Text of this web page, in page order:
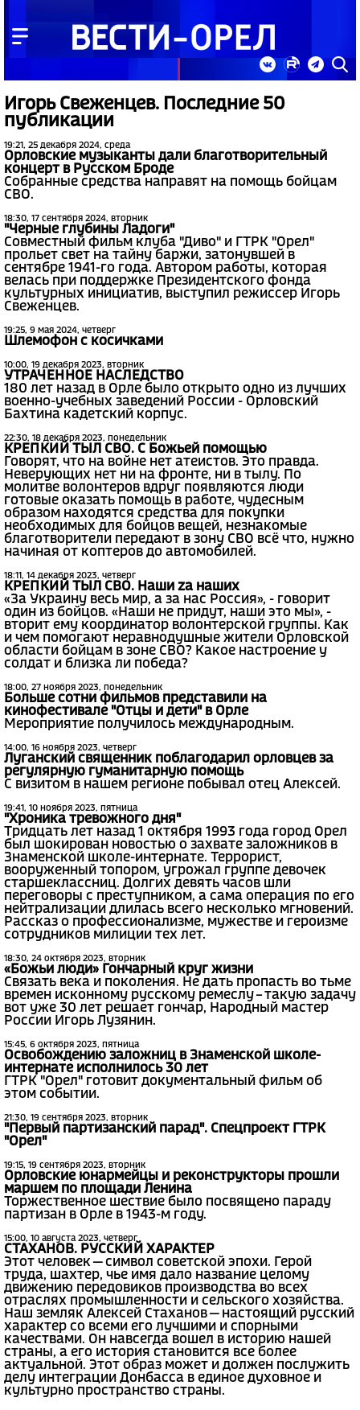
Игорь Свеженцев. Последние 50
публикации
19:21, 25 декабря 2024, среда
Орловские музыканты дали благотворительный
концерт в Русском Броде
Собранные средства направят на помощь бойцам
СВО.
18:30, 17 сентября 2024, вторник
"Черные глубины Ладоги"
Совместный фильм клуба "Диво" и ГТРК "Орел"
прольет свет на тайну баржи, затонувшей в
сентябре 1941-го года. Автором работы, которая
велась при поддержке Президентского фонда
культурных инициатив, выступил режиссер Игорь
Свеженцев.
19:25, 9 мая 2024, четверг
Шлемофон с косичками
10:00, 19 декабря 2023, вторник
УТРАЧЕННОЕ НАСЛЕДСТВО
180 лет назад в Орле было открыто одно из лучших
военно-учебных заведений России - Орловский
Бахтина кадетский корпус.
22:30, 18 декабря 2023, понедельник
КРЕПКИЙ ТЫЛ СВО. С Божьей помощью
Говорят, что на войне нет атеистов. Это правда.
Неверующих нет ни на фронте, ни в тылу. По
молитве волонтеров вдруг появляются люди
готовые оказать помощь в работе, чудесным
образом находятся средства для покупки
необходимых для бойцов вещей, незнакомые
благотворители передают в зону СВО всё что, нужно
начиная от коптеров до автомобилей.
18:11, 14 декабря 2023, четверг
КРЕПКИЙ ТЫЛ СВО. Наши zа наших
«За Украину весь мир, а за нас Россия», - говорит
один из бойцов. «Наши не придут, наши это мы», -
вторит ему координатор волонтерской группы. Как
и чем помогают неравнодушные жители Орловской
области бойцам в зоне СВО? Какое настроение у
солдат и близка ли победа?
18:00, 27 ноября 2023, понедельник
Больше сотни фильмов представили на
кинофестивале "Отцы и дети" в Орле
Мероприятие получилось международным.
14:00, 16 ноября 2023, четверг
Луганский священник поблагодарил орловцев за
регулярную гуманитарную помощь
С визитом в нашем регионе побывал отец Алексей.
19:41, 10 ноября 2023, пятница
"Хроника тревожного дня"
Тридцать лет назад 1 октября 1993 года город Орел
был шокирован новостью о захвате заложников в
Знаменской школе-интернате. Террорист,
вооруженный топором, угрожал группе девочек
старшеклассниц. Долгих девять часов шли
переговоры с преступником, а сама операция по его
нейтрализации длилась всего несколько мгновений.
Рассказ о профессионализме, мужестве и героизме
сотрудников милиции тех лет.
18:30, 24 октября 2023, вторник
«Божьи люди» Гончарный круг жизни
Связать века и поколения. Не дать пропасть во тьме
времен исконному русскому ремеслу – такую задачу
вот уже 30 лет решает гончар, Народный мастер
России Игорь Лузянин.
15:45, 6 октября 2023, пятница
Освобождению заложниц в Знаменской школе-
интернате исполнилось 30 лет
ГТРК "Орел" готовит документальный фильм об
этом событии.
21:30, 19 сентября 2023, вторник
"Первый партизанский парад". Спецпроект ГТРК
"Орел"
19:15, 19 сентября 2023, вторник
Орловские юнармейцы и реконструкторы прошли
маршем по площади Ленина
Торжественное шествие было посвящено параду
партизан в Орле в 1943-м году.
15:00, 10 августа 2023, четверг
СТАХАНОВ. РУССКИЙ ХАРАКТЕР
Этот человек — символ советской эпохи. Герой
труда, шахтер, чье имя дало название целому
движению передовиков производства во всех
отраслях промышленности и сельского хозяйства.
Наш земляк Алексей Стаханов — настоящий русский
характер со всеми его лучшими и спорными
качествами. Он навсегда вошел в историю нашей
страны, а его история становится все более
актуальной. Этот образ может и должен послужить
делу интеграции Донбасса в единое духовное и
культурно пространство страны.